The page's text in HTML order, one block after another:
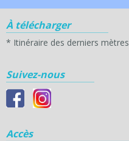
À télécharger
* Itinéraire des derniers
Suivez-nous
Accès